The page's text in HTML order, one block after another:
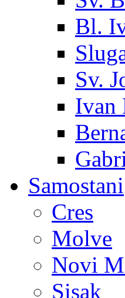
Bl.
Sv.
Ivan
Samostani
Cres
Molve
Novi
Sisak